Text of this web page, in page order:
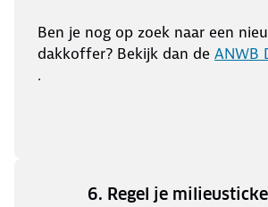
Ben je nog op zoek naar een
dakkoffer? Bekijk dan de ANWB
.
6. Regel je